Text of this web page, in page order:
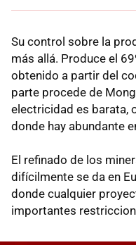
Su control sobre la
más allá. Produce el
obtenido a partir del
parte procede de
electricidad es barata,
donde hay abundante
El refinado de los
difícilmente se da en
donde cualquier
importantes